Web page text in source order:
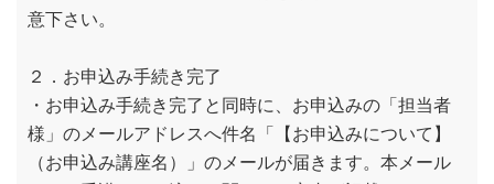
意下さい。
２．お申込み手続き完了
・お申込み手続き完了と同時に、お申込みの「担当者
様」のメールアドレスへ件名「【お申込みについて】
（お申込み講座名）」のメールが届きます。本メール